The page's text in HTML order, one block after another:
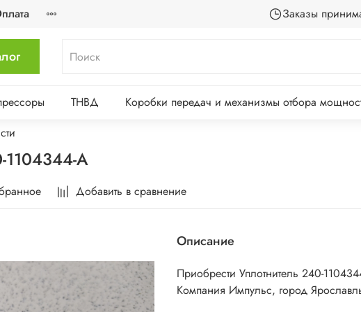
Заказы
ТНВД Коробки передач и механизмы отбора
1104344-А
Добавить в сравнение
Описание
Приобрести Уплотнитель 240-
Компания Импульс, город